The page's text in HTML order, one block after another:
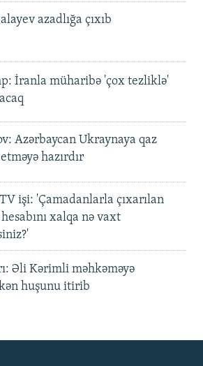
azadlığa çıxıb
İranla müharibə 'çox tezliklə'
Azərbaycan Ukraynaya qaz
hazırdır
işi: 'Çamadanlarla çıxarılan
xalqa nə vaxt
Əli Kərimli məhkəməyə
huşunu itirib